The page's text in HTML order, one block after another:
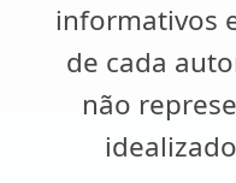
informativos
de cada
não